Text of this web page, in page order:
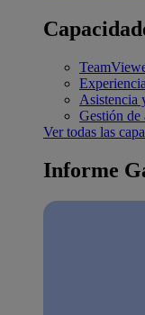
Asistencia
Gestión de
Ver todas las
Informe